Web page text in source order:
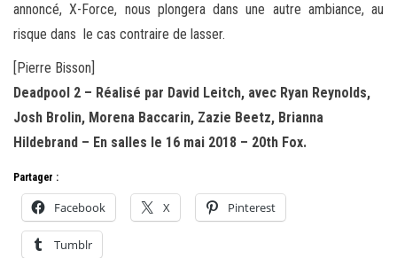
annoncé, X-Force, nous plongera dans une autre ambiance, au
risque dans le cas contraire de lasser.
[Pierre Bisson]
Deadpool 2 – Réalisé par David Leitch, avec Ryan Reynolds,
Josh Brolin, Morena Baccarin, Zazie Beetz, Brianna
Hildebrand – En salles le 16 mai 2018 – 20th Fox.
Partager :
Facebook X Pinterest
Tumblr